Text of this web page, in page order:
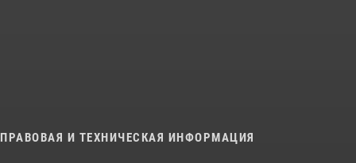
ПРАВОВАЯ И ТЕХНИЧЕСКАЯ ИНФОРМАЦИЯ